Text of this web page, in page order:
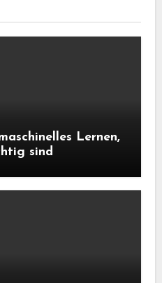
Lernen,
sind